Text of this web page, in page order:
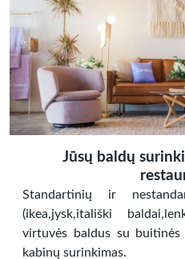
Jūsų baldų
Standartinių ir
(ikea,jysk,itališki
virtuvės baldus su buitinės
kabinų surinkimas.